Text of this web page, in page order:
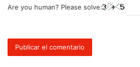
Are you human? Please solve: